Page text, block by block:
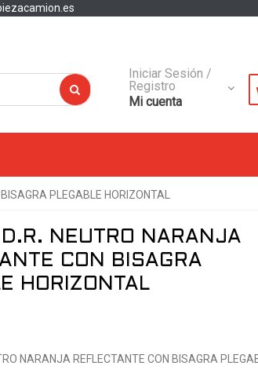
Iniciar Sesión /
Registro
Mi cuenta
PLEGABLE HORIZONTAL
NEUTRO NARANJA
CON BISAGRA
HORIZONTAL
NARANJA REFLECTANTE CON BISAGRA